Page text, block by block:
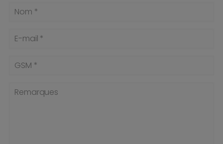
Nom *
E-mail *
GSM *
Remarques